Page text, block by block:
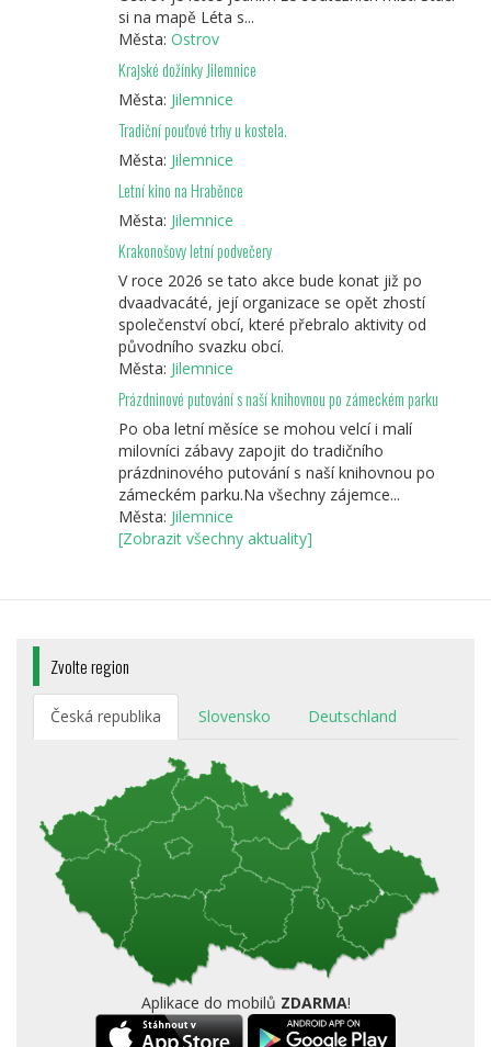
si na mapě Léta s...
Města: Ostrov
Krajské dožínky Jilemnice
Města: Jilemnice
Tradiční pouťové trhy u kostela.
Města: Jilemnice
Letní kino na Hraběnce
Města: Jilemnice
Krakonošovy letní podvečery
V roce 2026 se tato akce bude konat již po
dvaadvacáté, její organizace se opět zhostí
společenství obcí, které přebralo aktivity od
původního svazku obcí.
Města: Jilemnice
Prázdninové putování s naší knihovnou po zámeckém parku
Po oba letní měsíce se mohou velcí i malí
milovníci zábavy zapojit do tradičního
prázdninového putování s naší knihovnou po
zámeckém parku.Na všechny zájemce...
Města: Jilemnice
[Zobrazit všechny aktuality]
Zvolte region
Česká republika Slovensko Deutschland
Aplikace do mobilů ZDARMA!